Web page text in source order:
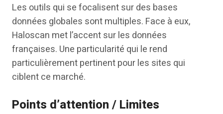
Les outils qui se focalisent sur des bases
données globales sont multiples. Face à eux,
Haloscan met l’accent sur les données
françaises. Une particularité qui le rend
particulièrement pertinent pour les sites qui
ciblent ce marché.
Points d’attention / Limites